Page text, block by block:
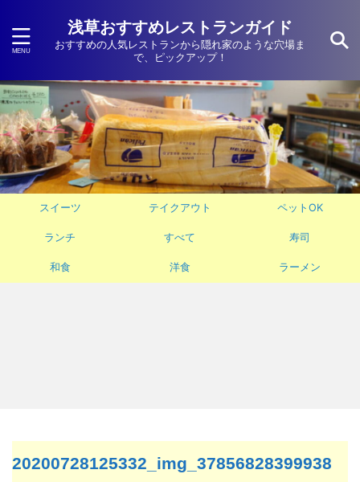
浅草おすすめレストランガイド
おすすめの人気レストランから隠れ家のような穴場ま
で、ピックアップ！
スイーツ テイクアウト ペットOK
ランチ すべて 寿司
和食 洋食 ラーメン
20200728125332_img_37856828399938